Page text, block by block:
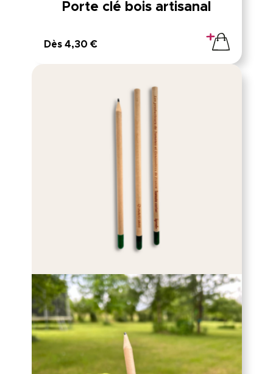
Porte clé bois artisanal
Dès 4,30 €